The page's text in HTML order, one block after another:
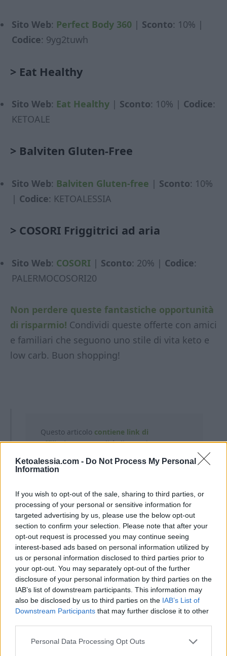
Ketoalessia.com - Do Not Process My Personal
Information
If you wish to opt-out of the sale, sharing to third parties, or
processing of your personal or sensitive information for
targeted advertising by us, please use the below opt-out
section to confirm your selection. Please note that after your
opt-out request is processed you may continue seeing
interest-based ads based on personal information utilized by
us or personal information disclosed to third parties prior to
your opt-out. You may separately opt-out of the further
disclosure of your personal information by third parties on the
IAB’s list of downstream participants. This information may
also be disclosed by us to third parties on the IAB’s List of
Downstream Participants that may further disclose it to other
Personal Data Processing Opt Outs
Sito Web: Perfect Body 360 | Sconto: 10% |
Codice: 9yg2tuwh
> Eat Healthy
Sito Web: Eat Healthy | Sconto: 10% | Codice:
KETOALE
> Balviten Gluten-Free
Sito Web: Balviten Gluten-free | Sconto: 10%
| Codice: KETOALESSIA
> COSORI Friggitrici ad aria
Sito Web: COSORI | Sconto: 20% | Codice:
PALERMOCOSORI20
Non perdere queste fantastiche opportunità
di risparmio! Condividi queste offerte con amici
e familiari che seguono uno stile di vita keto e
low carb. Buon shopping!
Questo articolo contiene link di
affiliazione.In qualità di Associate
commissione dagli acquisti idonei.
associate alla gestione di questo sito. Per
te non ci sono costi aggiuntivi.
Ti lascio alla ricetta completa!